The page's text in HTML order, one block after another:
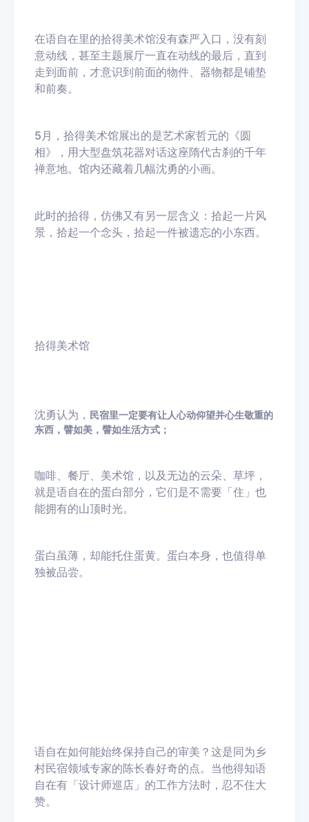
在语自在里的拾得美术馆没有森严入口，没有刻
意动线，甚至主题展厅一直在动线的最后，直到
走到面前，才意识到前面的物件、器物都是铺垫
和前奏。
5月，拾得美术馆展出的是艺术家哲元的《圆
相》，用大型盘筑花器对话这座隋代古刹的千年
禅意地。馆内还藏着几幅沈勇的小画。
此时的拾得，仿佛又有另一层含义：拾起一片风
景，拾起一个念头，拾起一件被遗忘的小东西。
拾得美术馆
沈勇认为， 民宿里一定要有让人心动仰望并心生敬重的
东西，譬如美，譬如生活方式；
咖啡、餐厅、美术馆，以及无边的云朵、草坪，
就是语自在的蛋白部分，它们是不需要「住」也
能拥有的山顶时光。
蛋白虽薄，却能托住蛋黄。蛋白本身，也值得单
独被品尝。
语自在如何能始终保持自己的审美？这是同为乡
村民宿领域专家的陈长春好奇的点。当他得知语
自在有「设计师巡店」的工作方法时，忍不住大
赞。